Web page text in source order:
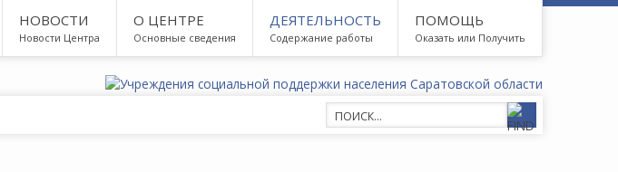
НОВОСТИ
Новости Центра
О ЦЕНТРЕ
Основные сведения
ДЕЯТЕЛЬНОСТЬ
Содержание работы
ПОМОЩЬ
Оказать или Получить